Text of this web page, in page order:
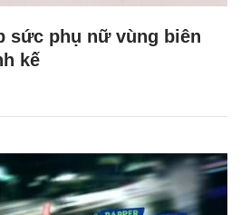
sức phụ nữ vùng biên
kế